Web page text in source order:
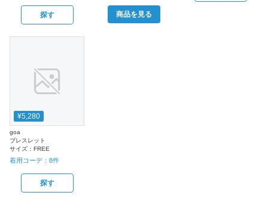
探す 商品を見る
¥5,280
goa
ブレスレット
サイズ： FREE
着用コーデ： 8件
探す